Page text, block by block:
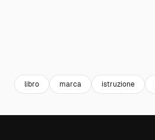
libro marca istruzione